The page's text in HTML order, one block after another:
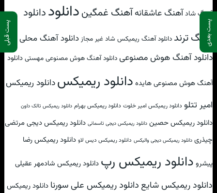
پست بعدی پست قبلی
آهنگ شادآهنگ عاشقانهآهنگ غمگیندانلوددانلود
آهنگ ترند دانلود آهنگ ریمیکس شاد غیر مجاز دانلود آهنگ محلی
دانلود آهنگ هوش مصنوعیدانلود آهنگ هوش مصنوعی مهستیدانلود
آهنگ هوش مصنوعی هایده دانلود ریمیکسدانلود ریمیکس
امیر تتلو دانلود ریمیکس امیر خلوت دانلود ریمیکس بهرام دانلود ریمیکس تالک داون
دانلود ریمیکس حصین دانلود ریمیکس دیجی تاسمانی دانلود ریمیکس دیجی مرتضی
چیذری دانلود ریمیکس دیجی والیکس دانلود ریمیکس دیس لاو دانلود ریمیکس رضا
پیشرو دانلود ریمیکس رپ دانلود ریمیکس شادمهر عقیلی
دانلود ریمیکس شایع دانلود ریمیکس علی سورنا دانلود ریمیکس